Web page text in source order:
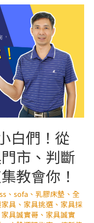
白們！從
市、判斷
教會你！
、 sofa 、 乳膠床墊 、 全
具 、 家具挑選 、 家具採
家具誠實哥 、 家具誠實